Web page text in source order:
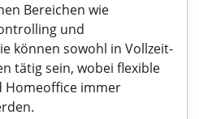
Bereichen wie
und
können sowohl in Vollzeit-
tätig sein, wobei flexible
Homeoffice immer